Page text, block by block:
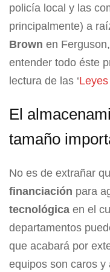
policía local y las
principalmente) a
Brown en
entender todo éste
lectura de las ‘
El
tamaño
No es de extrañar
financiación para
tecnológica en el
departamentos
que acabará por
equipos son caros